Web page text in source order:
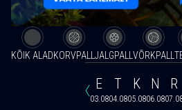
KÕIK ALADKORVPALL JALGPALL VÕRKPALL
E
03.08
T
04.08
K
05.08
N
06.08
R